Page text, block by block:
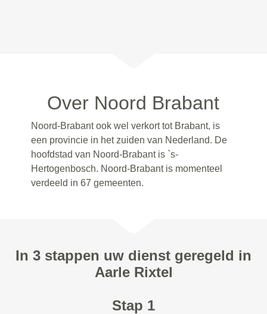
Over Noord Brabant
Noord-Brabant ook wel verkort tot Brabant, is
een provincie in het zuiden van Nederland. De
hoofdstad van Noord-Brabant is `s-
Hertogenbosch. Noord-Brabant is momenteel
verdeeld in 67 gemeenten.
In 3 stappen uw dienst geregeld in
Aarle Rixtel
Stap 1